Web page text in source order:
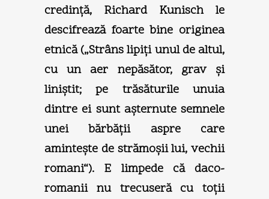
credinţă, Richard Kunisch le
descifrează foarte bine originea
etnică („Strâns lipiţi unul de altul,
cu un aer nepăsător, grav şi
liniştit; pe trăsăturile unuia
dintre ei sunt aşternute semnele
unei bărbăţii aspre care
aminteşte de strămoşii lui, vechii
romani“). E limpede că daco-
romanii nu trecuseră cu toţii